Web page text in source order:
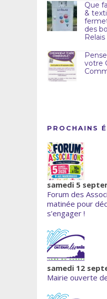
Que
&
des
Relais
votre
PROCHAINS
samedi 5
Forum des
matinée pour
s’engager !
samedi 12
Mairie ouverte